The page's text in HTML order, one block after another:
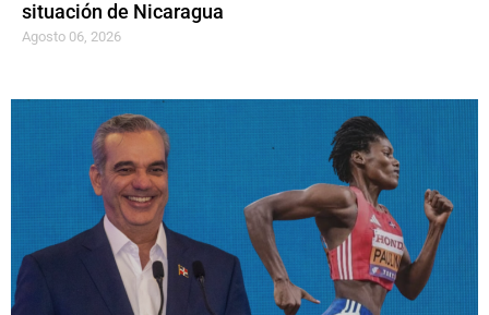
situación de Nicaragua
Agosto 06, 2026